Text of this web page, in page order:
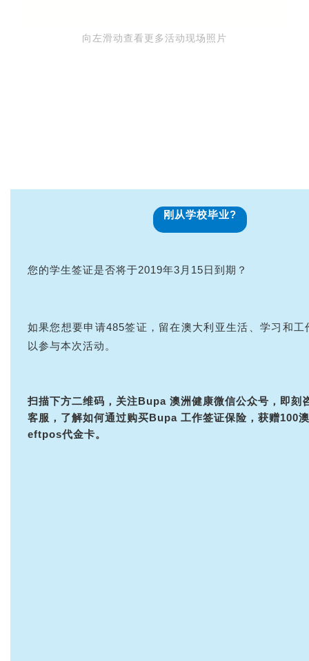
向左滑动查看更多活动现场照片
刚从学校毕业?
您的学生签证是否将于2019年3月15日到期？
如果您想要申请485签证，留在澳大利亚生活、学习和工
以参与本次活动。
扫描下方二维码，关注Bupa 澳洲健康微信公众号，即刻
客服，了解如何通过购买Bupa 工作签证保险，获赠100
eftpos代金卡。